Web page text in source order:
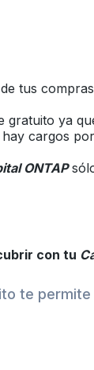
tus
gratuito ya
cargos
ONTAP
con tu
te